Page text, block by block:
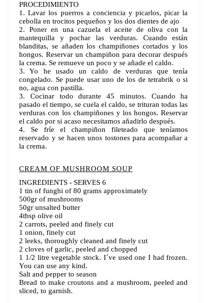
PROCEDIMIENTO
1. Lavar los puerros a conciencia y picarlos, picar la
cebolla en trocitos pequeños y los dos dientes de ajo
2. Poner en una cazuela el aceite de oliva con la
mantequilla y pochar las verduras. Cuando están
blanditas, se añaden los champiñones cortados y los
hongos. Reservar un champiñon para decorar después
la crema. Se remueve un poco y se añade el caldo.
3. Yo he usado un caldo de verduras que tenía
congelado. Se puede usar uno de los de tetrabrik o si
no, agua con pastilla.
3. Cocinar todo durante 45 minutos. Cuando ha
pasado el tiempo, se cuela el caldo, se trituran todas las
verduras con los champiñones y los hongos. Reservar
el caldo por si acaso necesitamos añadirlo después.
4. Se fríe el champiñon fileteado que teníamos
reservado y se hacen unos tostones para acompañar a
la crema.
CREAM OF MUSHROOM SOUP
INGREDIENTS - SERVES 6
1 tin of funghi of 80 grams approximately
500gr of mushrooms
50gr unsalted butter
4tbsp olive oil
2 carrots, peeled and finely cut
1 onion, finely cut
2 leeks, thoroughly cleaned and finely cut
2 cloves of garlic, peeled and chopped
1 1/2 litre vegetable stock. I´ve used one I had frozen.
You can use any kind.
Salt and pepper to season
Bread to make croutons and a mushroom, peeled and
sliced, to garnish.